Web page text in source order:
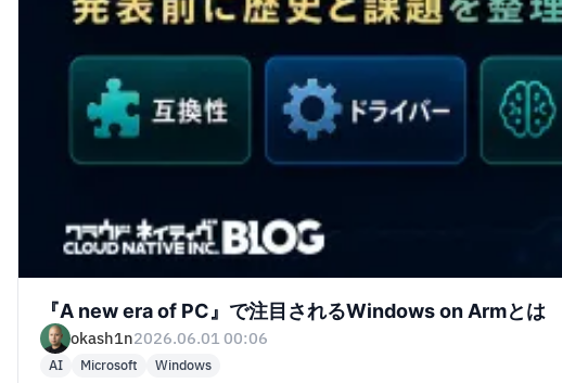
『A new era of PC』で注目されるWindows on Armとは
okash1n2026.06.01 00:06
AI Microsoft Windows